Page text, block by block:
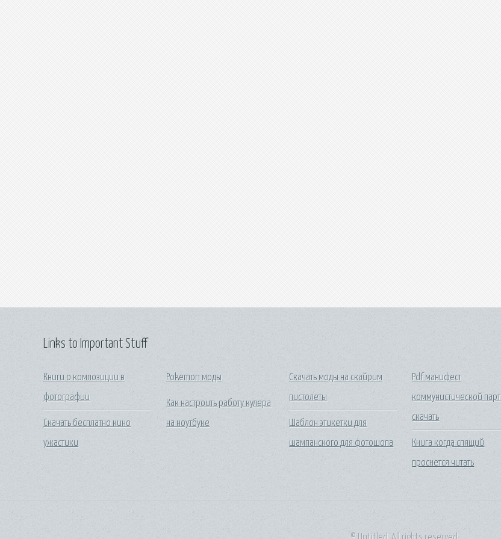
Links to Important Stuff
Книги о композиции в
фотографии
Скачать бесплатно кино
ужастики
Pokemon моды
Как настроить работу кулера
на ноутбуке
Скачать моды на скайрим
пистолеты
Шаблон этикетки для
шампанского для фотошопа
Pdf манифест
коммунистической
скачать
Книга когда спящий
проснется читать